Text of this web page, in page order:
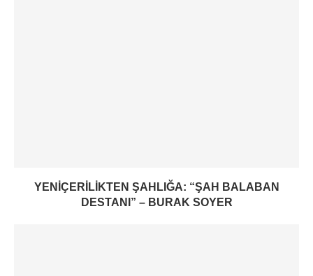
YENIÇERILIKTEN ŞAHLIĞA: “ŞAH BALABAN
DESTANI” – BURAK SOYER